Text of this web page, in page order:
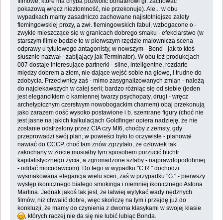
pokazową wręcz niezłomność, nie przekonuje). Ale... w obu
wypadkach mamy zasadniczo zachowane najistotniejsze zalety
flemingowskiej prozy, a zwł. flemingowskich fabuł, wzbogacone o -
zwykle mieszczące się w granicach dobrego smaku - efekciarstwo (w
starszym filmie będzie to w pierwszym rzędzie malownicza scena
odprawy u tytułowego antagonisty, w nowszym - Bond - jak to ktoś
słusznie nazwał - zabijający jak Terminator). W obu też produkcjach
007 dostaje interesujące partnerki - silne, inteligentne, rozdarte
między dobrem a złem, nie dające wejść sobie na głowę, i trudne do
zdobycia. Przeciwnicy zaś - mimo zasygnalizowanych zmian - należą
do najciekawszych w całej serii; bardzo różniąc się od siebie (jeden
jest elegancikiem o kamiennej twarzy psychopaty, drugi - wręcz
archetypicznym czerstwym nowobogackim chamem) obaj przekonują
jako zarazem dość wysoko postawione i b. szemrane figury (choć nie
jest jasne na jakich kalkulacjach Goldfinger opiera nadzieję, że nie
zostanie odstrzelony przez CIA czy MI6, choćby z zemsty, gdy
przeprowadzi swój plan; w powieści było to oczywiste - planował
nawiać do CCCP, choć tam znów zgrzytało, że człowiek tak
zakochany w złocie musiałby tym sposobem porzucić blichtr
kapitalistycznego życia, a zgromadzone sztaby - najprawdopodobniej
- oddać mocodawcom). Do tego w wypadku "C.R." dochodzi
wysmakowana elegancja wielu scen, zaś w przypadku "G." - pierwszy
występ ikonicznego białego smokinga i niemniej ikonicznego Astona
Martina. Jednak jakoś tak jest, że łatwiej wytykać wady nędznych
filmów, niż chwalić dobre, więc skończę na tym i przejdę już do
konkluzji, że mamy do czynienia z dwoma klasykami w swojej klasie
, których raczej nie da się nie lubić lubiąc Bonda.